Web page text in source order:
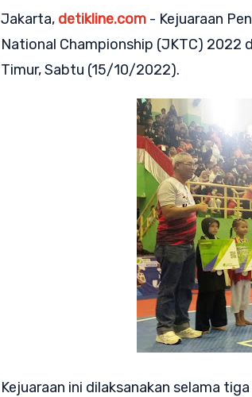
Jakarta, detikline.com- Kejuaraan
National Championship (JKTC) 2022
Timur, Sabtu (15/10/2022).
Kejuaraan ini dilaksanakan selama